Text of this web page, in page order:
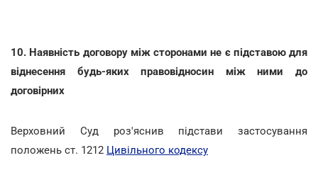
10. Наявність договору між сторонами не є підставою для
віднесення будь-яких правовідносин між ними до
договірних
Верховний Суд роз'яснив підстави застосування
положень ст. 1212 Цивільного кодексу